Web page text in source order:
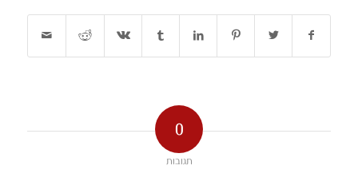
0
תגובות